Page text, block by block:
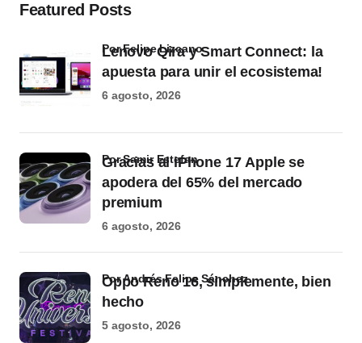
Featured Posts
Lenovo Qira y Smart Connect: la
apuesta para unir el ecosistema!
por Felipe Lizcano
6 agosto, 2026
Gracias al iPhone 17 Apple se
apodera del 65% del mercado
premium
por Samir Estefan
6 agosto, 2026
Oppo Reno 16, simplemente, bien
hecho
por Andrés Felipe Sánchez
5 agosto, 2026